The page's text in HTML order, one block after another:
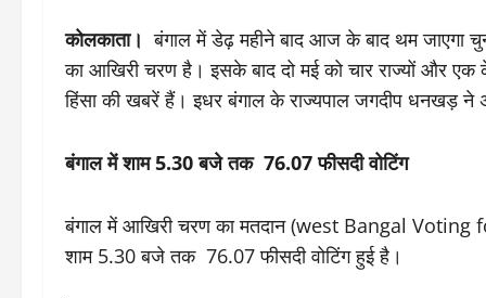
कोलकाता। बंगाल में डेढ़ महीने बाद आज के बाद थम जाएगा
का आखिरी चरण है। इसके बाद दो मई को चार राज्यों और
हिंसा की खबरें हैं। इधर बंगाल के राज्यपाल जगदीप धनखड़ ने
बंगाल में शाम 5.30 बजे तक 76.07 फीसदी वोटिंग
बंगाल में आखिरी चरण का मतदान (west Bangal Voting
शाम 5.30 बजे तक 76.07 फीसदी वोटिंग हुई है।